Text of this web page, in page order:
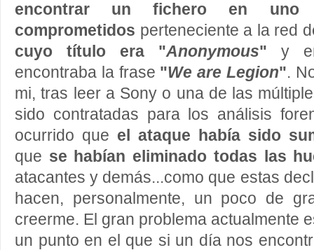
encontrar un fichero en uno
comprometidos perteneciente a la red
cuyo título era "Anonymous" y
encontraba la frase "We are Legion".
mi, tras leer a Sony o una de las
sido contratadas para los análisis
ocurrido que el ataque había sido
que se habían eliminado todas las
atacantes y demás...como que estas
hacen, personalmente, un poco de
creerme. El gran problema actualmente
un punto en el que si un día nos